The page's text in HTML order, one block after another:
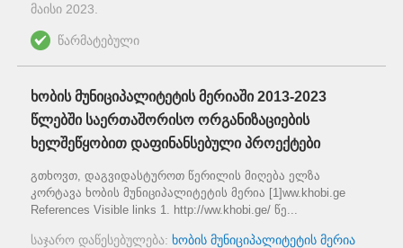
მაისი 2023
წარმატებული
ხობის მუნიციპალიტეტის მერიაში 2013-2023
წლებში საერთაშორისო ორგანიზაციების
ხელშეწყობით დაფინანსებული პროექტები
გთხოვთ, დაგვიდასტუროთ წერილის მიღება ელზა
კორტავა ხობის მუნიციპალიტეტის მერია [1]ww.khobi.ge
References Visible links 1. http://ww.khobi.ge/ წე...
საჯარო დაწესებულება: ხობის მუნიციპალიტეტის მერია